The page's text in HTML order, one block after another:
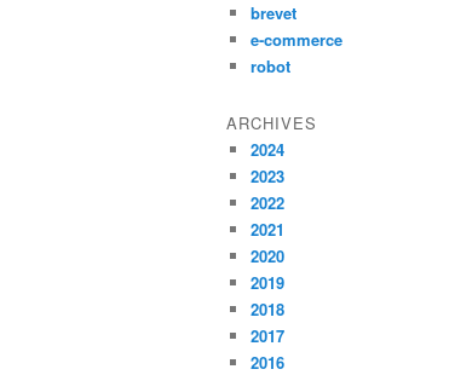
brevet
e-commerce
robot
ARCHIVES
2024
2023
2022
2021
2020
2019
2018
2017
2016